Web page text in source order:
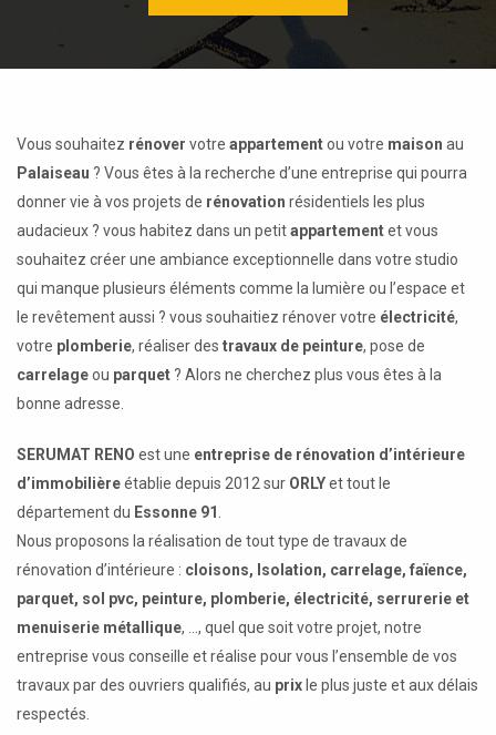
Vous souhaitez rénover votre appartementou votre maison au
Palaiseau ? Vous êtes à la recherche d’une entreprise qui pourra
donner vie à vos projets de rénovation résidentiels les plus
audacieux ? vous habitez dans un petitappartementet vous
souhaitez créer une ambiance exceptionnelle dans votre studio
qui manque plusieurs éléments comme la lumière ou l’espace et
le revêtement aussi ? vous souhaitiez rénover votre électricité,
votre plomberie, réaliser des travaux de peinture, pose de
carrelageou parquet ? Alors ne cherchez plus vous êtes à la
bonne adresse.
SERUMAT RENO est une entreprise de rénovation d’intérieure
d’immobilièreétablie depuis 2012 sur ORLYet tout le
département du Essonne 91
Nous proposons la réalisation de tout type de travaux de
rénovation d’intérieure : cloisons, Isolation, carrelage, faïence,
parquet, sol pvc, peinture, plomberie, électricité, serrurerie et
menuiserie métallique, ..., quel que soit votre projet, notre
entreprise vous conseille et réalise pour vous l’ensemble de vos
travaux par des ouvriers qualifiés, au prix le plus juste et aux délais
respectés.